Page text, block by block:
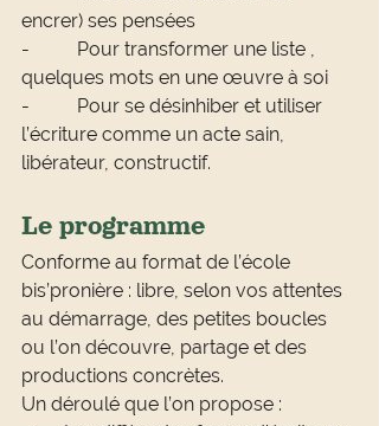
encrer) ses pensées
-          Pour transformer une liste ,
quelques mots en une œuvre à soi
-          Pour se désinhiber et utiliser
l’écriture comme un acte sain,
libérateur, constructif.
Le programme
Conforme au format de l’école
bis’pronière : libre, selon vos attentes
au démarrage, des petites boucles
ou l’on découvre, partage et des
productions concrètes.
Un déroulé que l’on propose :